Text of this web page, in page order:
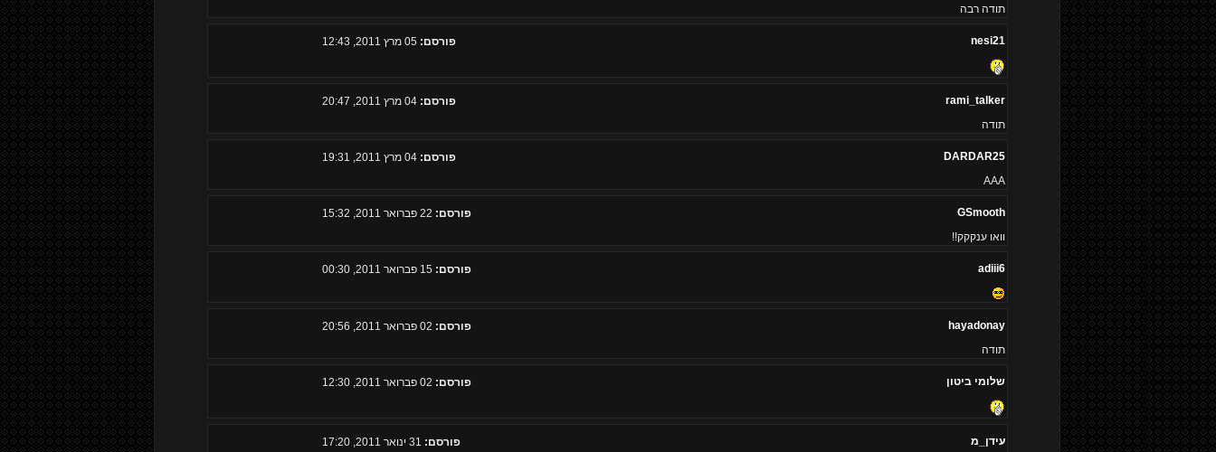
תודה רבה
nesi21 פורסם:
rami_talker פורסם: 04 מרץ 2011, 20:47
תודה
DARDAR25 פורסם: 04 מרץ 2011, 19:31
AAA
GSmooth פורסם:
וואו ענקקק!!
adiii6 פורסם:
hayadonay פורסם:
תודה
שלומי ביטון פורסם:
עידן_מ פורסם: